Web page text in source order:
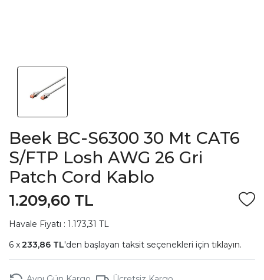
Beek BC-S6300 30 Mt CAT6
S/FTP Losh AWG 26 Gri
Patch Cord Kablo
1.209,60 TL
Havale Fiyatı : 1.173,31 TL
233,86 TL'den başlayan taksit seçenekleri için tıklayın.